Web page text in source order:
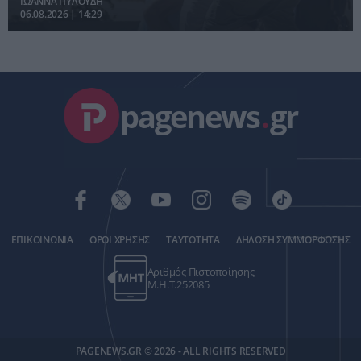
06.08.2026 | 14:29
pagenews.gr
ΕΠΙΚΟΙΝΩΝΙΑ ΟΡΟΙ ΧΡΗΣΗΣ ΤΑΥΤΟΤΗΤΑ ΔΗΛΩΣΗ ΣΥΜΜΟΡΦΩΣΗΣ
Αριθμός Πιστοποίησης
Μ.Η.Τ.252085
PAGENEWS.GR © 2026 - ALL RIGHTS RESERVED